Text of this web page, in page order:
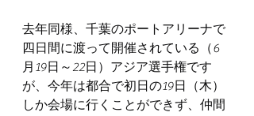
去年同様、千葉のポートアリーナで
四日間に渡って開催されている（6
月19日～22日）アジア選手権です
が、今年は都合で初日の19日（木）
しか会場に行くことができず、仲間